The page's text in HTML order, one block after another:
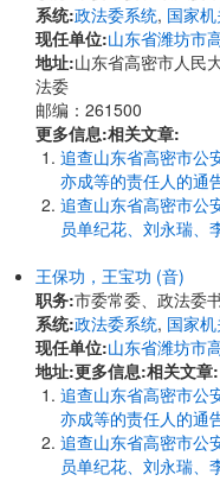
系统:政法委系统, 国家
现任单位:山东省潍坊市
地址:山东省高密市人民
法委
邮编：261500
更多信息:相关文章:
追查山东省高密市公
亦成等的责任人的通
追查山东省高密市公
员单纪花、刘永瑞、
王保功，王宝功 (音)
职务:市委常委、政法委
系统:政法委系统, 国家
现任单位:山东省潍坊市
地址:更多信息:相关文章:
追查山东省高密市公
亦成等的责任人的通
追查山东省高密市公
员单纪花、刘永瑞、